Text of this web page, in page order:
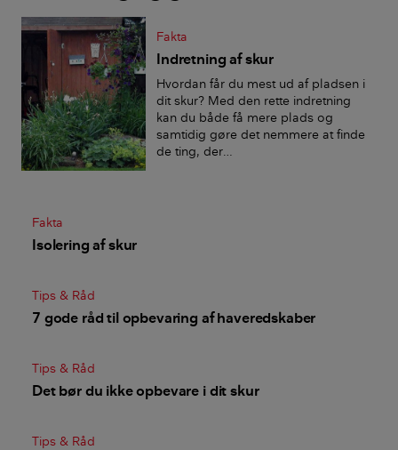
og afrundet til nærmeste 50'er. Den endelige pris
kan blive billigere, hvis du indkøber større eller
samlede partier af materialer og/eller hvis du laver
en aftale om rabat med forhandleren.
Udgifter til værktøj er ikke medregnet. Arbejdsløn
er kun medregnet for el.
Fakta
Indretning af skur
Hvordan får du mest ud af pladsen i
dit skur? Med den rette indretning
kan du både få mere plads og
samtidig gøre det nemmere at finde
de ting, der…
Fakta
Isolering af skur
Tips & Råd
7 gode råd til opbevaring af haveredskaber
Tips & Råd
Det bør du ikke opbevare i dit skur
Tips & Råd